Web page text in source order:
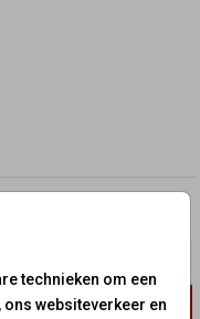
technieken om een
websiteverkeer en
ook leuk